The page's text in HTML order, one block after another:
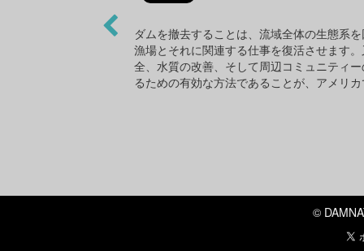
ダムを撤去することは、流域全体の生態系
漁場とそれに関連する仕事を復活させます
全、水質の改善、そして周辺コミュニティ
るための有効な方法であることが、アメリ
©